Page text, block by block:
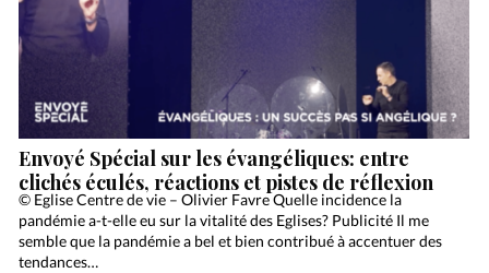
Envoyé Spécial sur les évangéliques: entre
clichés éculés, réactions et pistes de réflexion
© Eglise Centre de vie – Olivier Favre Quelle incidence la
pandémie a-t-elle eu sur la vitalité des Eglises? Publicité Il me
semble que la pandémie a bel et bien contribué à accentuer des
tendances…